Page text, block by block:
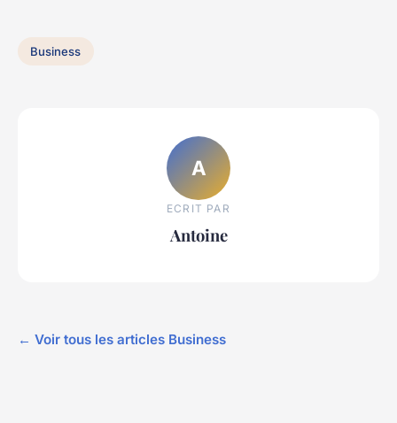
Business
A
ECRIT PAR
Antoine
← Voir tous les articles Business